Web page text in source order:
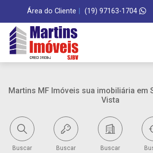
Área do Cliente (19) 97163-1704
Martins MF Imóveis sua imobiliária em
Vista
Buscar Buscar Buscar